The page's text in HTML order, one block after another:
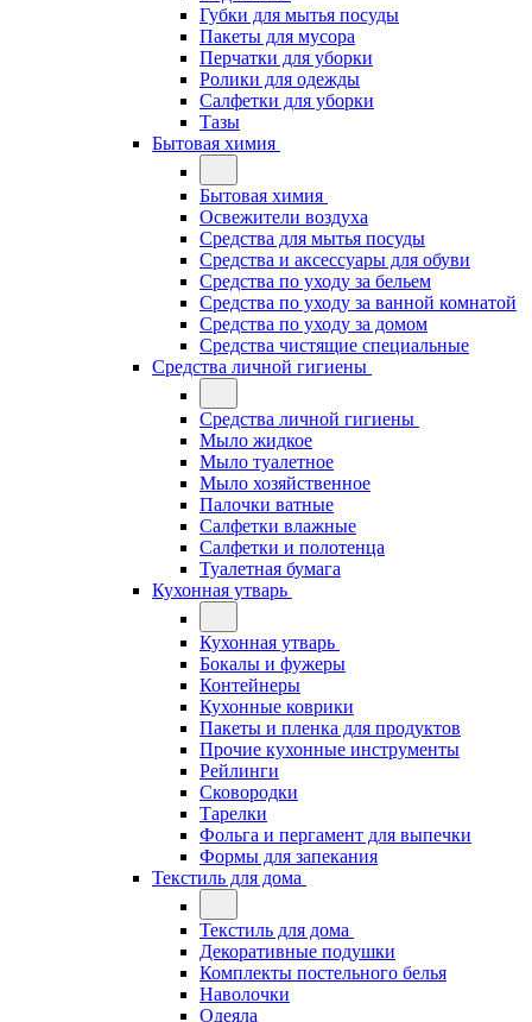
Губки для мытья посуды
Пакеты для мусора
Перчатки для уборки
Ролики для одежды
Салфетки для уборки
Тазы
Бытовая химия
Бытовая химия
Освежители воздуха
Средства для мытья посуды
Средства и аксессуары для обуви
Средства по уходу за бельем
Средства по уходу за ванной комнатой
Средства по уходу за домом
Средства чистящие специальные
Средства личной гигиены
Средства личной гигиены
Мыло жидкое
Мыло туалетное
Мыло хозяйственное
Палочки ватные
Салфетки влажные
Салфетки и полотенца
Туалетная бумага
Кухонная утварь
Кухонная утварь
Бокалы и фужеры
Контейнеры
Кухонные коврики
Пакеты и пленка для продуктов
Прочие кухонные инструменты
Рейлинги
Сковородки
Тарелки
Фольга и пергамент для выпечки
Формы для запекания
Текстиль для дома
Текстиль для дома
Декоративные подушки
Комплекты постельного белья
Наволочки
Одеяла